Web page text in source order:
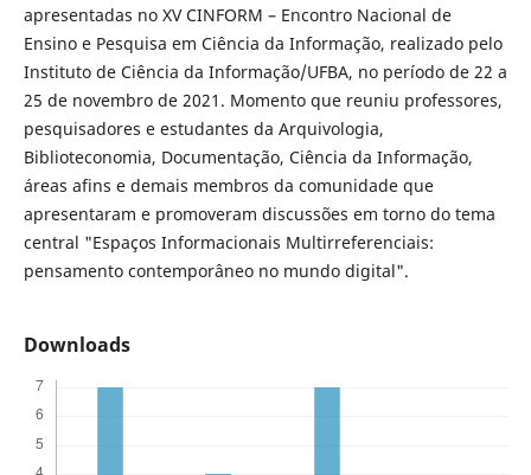
apresentadas no XV CINFORM – Encontro Nacional de
Ensino e Pesquisa em Ciência da Informação, realizado pelo
Instituto de Ciência da Informação/UFBA, no período de 22 a
25 de novembro de 2021. Momento que reuniu professores,
pesquisadores e estudantes da Arquivologia,
Biblioteconomia, Documentação, Ciência da Informação,
áreas afins e demais membros da comunidade que
apresentaram e promoveram discussões em torno do tema
central "Espaços Informacionais Multirreferenciais:
pensamento contemporâneo no mundo digital".
Downloads